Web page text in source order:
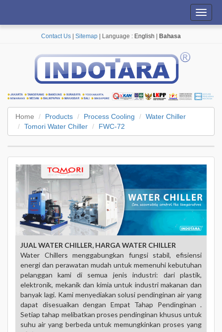
Contact Us Sitemap | Language : English Bahasa
Home Products Process Cooling
Water Chiller
Tomori Water Chiller
FWC-72
JUAL WATER CHILLER, HARGA WATER CHILLER
Water Chillers menggabungkan fungsi stabil, efisiensi
energi dan perawatan mudah untuk memenuhi kebutuhan
pelanggan kami di semua jenis industri: dari plastik,
elektronik, mekanik dan kimia untuk industri makanan dan
banyak lagi. Kami menyediakan solusi pendinginan air yang
dapat disesuaikan dengan Empat Tahap Pendinginan .
Setiap tahap melibatkan proses pendinginan khusus untuk
suhu air yang berbeda untuk memungkinkan proses yang